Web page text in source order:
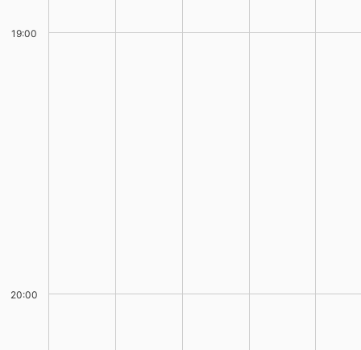
19:00
20:00